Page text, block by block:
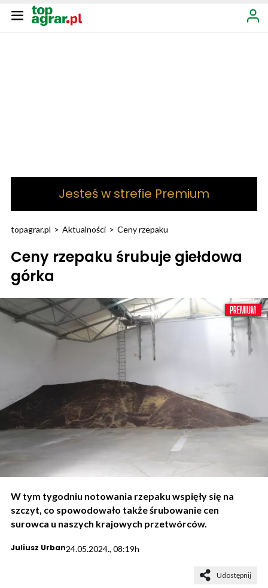
Jesteś w strefie Premium
topagrar.pl > Aktualności > Ceny rzepaku
Ceny rzepaku śrubuje giełdowa
górka
W tym tygodniu notowania rzepaku wspięły się na
szczyt, co spowodowało także śrubowanie cen
surowca u naszych krajowych przetwórców.
Juliusz Urban24.05.2024., 08:19h
Udostępnij